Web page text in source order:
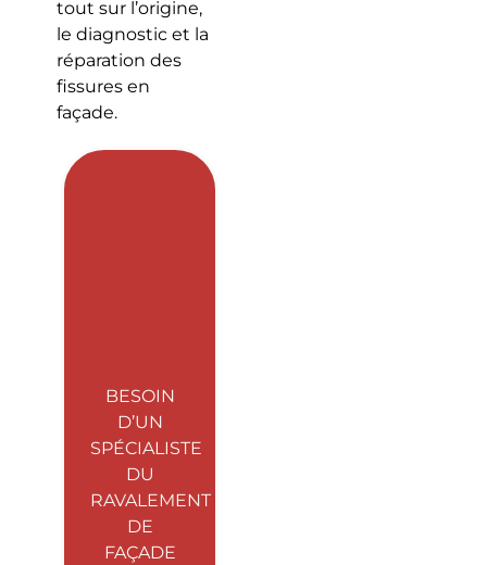
tout sur l’origine,
le diagnostic et la
réparation des
fissures en
façade.
BESOIN
D’UN
SPÉCIALISTE
DU
RAVALEMENT
DE
FAÇADE